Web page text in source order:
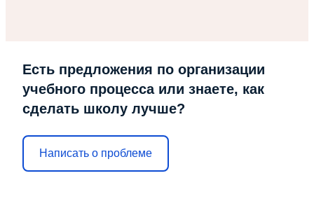
Есть предложения по организации
учебного процесса или знаете, как
сделать школу лучше?
Написать о проблеме